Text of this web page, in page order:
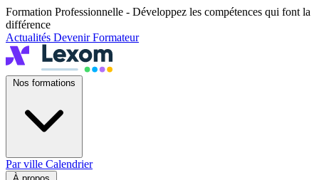
Formation Professionnelle - Développez les compétences qui font la
différence
Actualités Devenir Formateur
Nos formations
Par ville Calendrier